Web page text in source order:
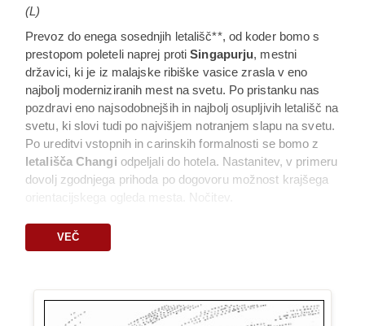
"Izbira potovanja")
Letalske vozovnice in sedežni red na letalu
Letalski prevoznik sedeže pri prijavi na let dodeli
naključno. Rezervacija sedežev na letalih je
plačljiva in je možna šele po izdaji letalskih
vozovnic oz. pri prijavi na let. Več na:Nasveti za
prijavo(razdelek "Potovanja z letalom")
(L)
Prevoz do enega sosednjih letališč**, od koder bomo s
prestopom poleteli naprej protiSingapurju, mestni
državici, ki je iz malajske ribiške vasice zrasla v eno
najbolj moderniziranih mest na svetu. Po pristanku nas
pozdravi eno najsodobnejših in najbolj osupljivih letališč na
svetu, ki slovi tudi po najvišjem notranjem slapu na svetu.
Po ureditvi vstopnih in carinskih formalnosti se bomo z
letališča Changi odpeljali do hotela. Nastanitev, v primeru
dovolj zgodnjega prihoda po dogovoru možnost krajšega
orientacijskega ogleda mesta. Nočitev.
3. dan : Singapur
(Z)
metropole, katere ime v malajščini pomeni »levje mesto«.
Med sprehodom skozipark Merlionbomo uzrli simbol
VEČ